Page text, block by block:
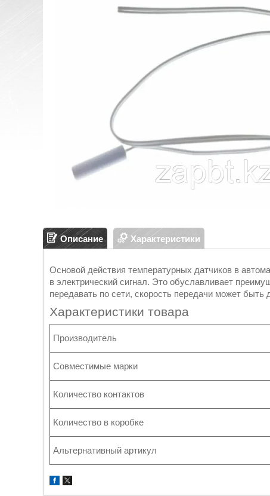
Описание Характеристики
Основой действия температурных датчиков в
в электрический сигнал. Это обуславливает
передавать по сети, скорость передачи может быть
Характеристики товара
Производитель
Совместимые марки
Количество контактов
Количество в коробке
Альтернативный артикул